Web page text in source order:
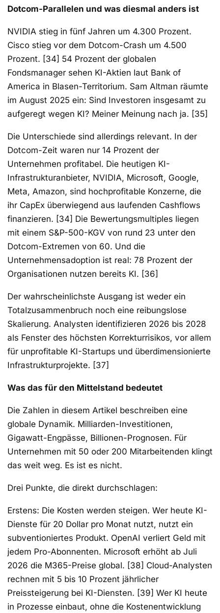
Dotcom-Parallelen und was diesmal anders ist
NVIDIA stieg in fünf Jahren um 4.300 Prozent.
Cisco stieg vor dem Dotcom-Crash um 4.500
Prozent. [34] 54 Prozent der globalen
Fondsmanager sehen KI-Aktien laut Bank of
America in Blasen-Territorium. Sam Altman räumte
im August 2025 ein: Sind Investoren insgesamt zu
aufgeregt wegen KI? Meiner Meinung nach ja. [35]
Die Unterschiede sind allerdings relevant. In der
Dotcom-Zeit waren nur 14 Prozent der
Unternehmen profitabel. Die heutigen KI-
Infrastrukturanbieter, NVIDIA, Microsoft, Google,
Meta, Amazon, sind hochprofitable Konzerne, die
ihr CapEx überwiegend aus laufenden Cashflows
finanzieren. [34] Die Bewertungsmultiples liegen
mit einem S&P-500-KGV von rund 23 unter den
Dotcom-Extremen von 60. Und die
Unternehmensadoption ist real: 78 Prozent der
Organisationen nutzen bereits KI. [36]
Der wahrscheinlichste Ausgang ist weder ein
Totalzusammenbruch noch eine reibungslose
Skalierung. Analysten identifizieren 2026 bis 2028
als Fenster des höchsten Korrekturrisikos, vor allem
für unprofitable KI-Startups und überdimensionierte
Infrastrukturprojekte. [37]
Was das für den Mittelstand bedeutet
Die Zahlen in diesem Artikel beschreiben eine
globale Dynamik. Milliarden-Investitionen,
Gigawatt-Engpässe, Billionen-Prognosen. Für
Unternehmen mit 50 oder 200 Mitarbeitenden klingt
das weit weg. Es ist es nicht.
Drei Punkte, die direkt durchschlagen:
Erstens: Die Kosten werden steigen. Wer heute KI-
Dienste für 20 Dollar pro Monat nutzt, nutzt ein
subventioniertes Produkt. OpenAI verliert Geld mit
jedem Pro-Abonnenten. Microsoft erhöht ab Juli
2026 die M365-Preise global. [38] Cloud-Analysten
rechnen mit 5 bis 10 Prozent jährlicher
Preissteigerung bei KI-Diensten. [39] Wer KI heute
in Prozesse einbaut, ohne die Kostenentwicklung